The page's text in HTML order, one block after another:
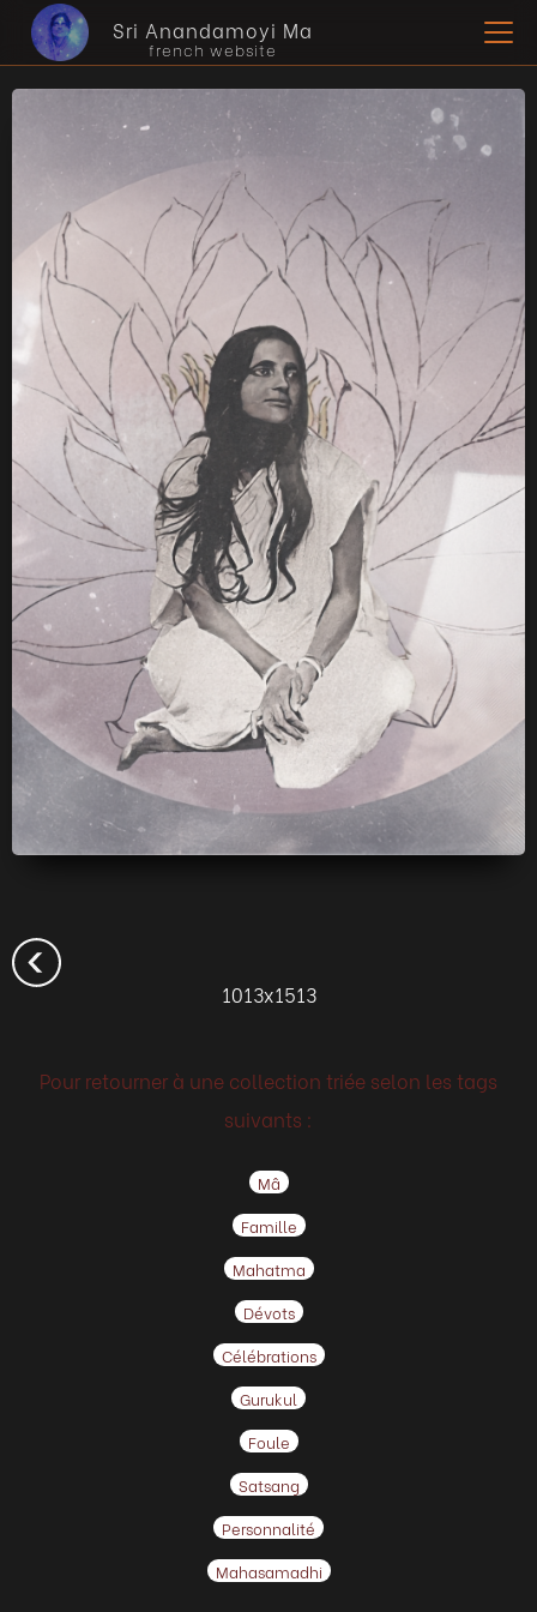
Sri Anandamoyi Ma
french website
1013x1513
Pour retourner à une collection triée selon les tags
suivants :
Mâ
Famille
Mahatma
Dévots
Célébrations
Gurukul
Foule
Satsang
Personnalité
Mahasamadhi